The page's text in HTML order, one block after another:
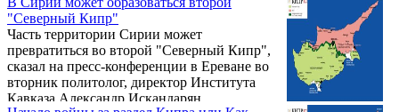
части Республики Кипр, выступили с
Обращением к государствам - членам
Совета Безопасности ООН, государствам -
членам Совета Европы, Европейскому
Парламенту, к греческому, армянскому,
ассирийскому народам, их духовным и
национальным лидерам, а также к народам
"Северный Кипр"
Часть территории Сирии может
превратиться во второй "Северный Кипр",
сказал на пресс-конференции в Ереване во
вторник политолог, директор Института
Кавказа Александр Искандарян.